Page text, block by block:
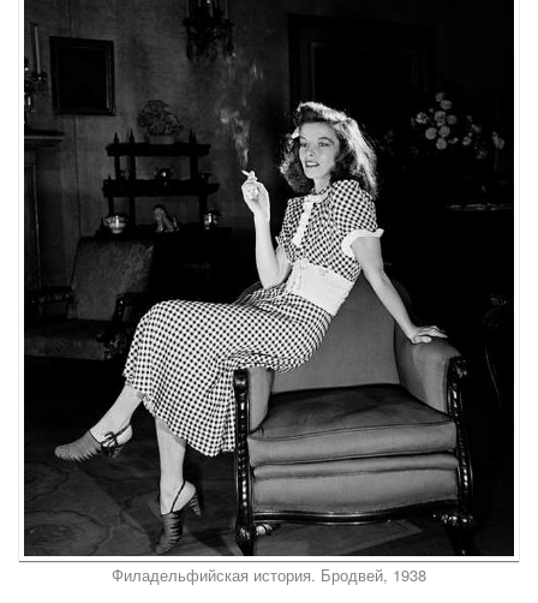
Филадельфийская история. Бродвей, 1938